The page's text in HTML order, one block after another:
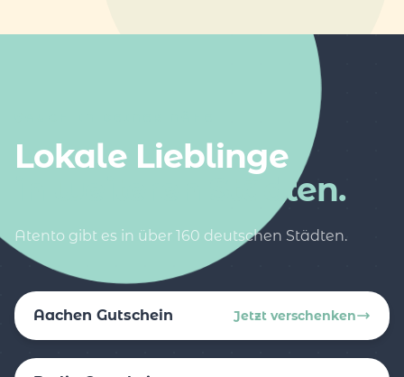
Lokale Lieblinge
in weiteren Städten.
Atento gibt es in über 160 deutschen Städten.
Aachen Gutschein Jetzt verschenken